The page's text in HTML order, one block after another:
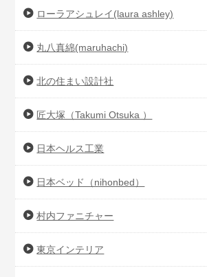
ローラアシュレイ(laura ashley)
丸八真綿(maruhachi)
北の住まい設計社
匠大塚（Takumi Otsuka ）
日本ヘルス工業
日本ベッド（nihonbed）
村内ファニチャー
東京インテリア